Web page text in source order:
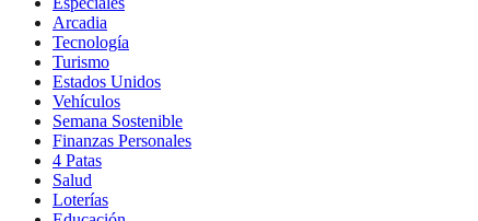
Arcadia
Tecnología
Turismo
Estados Unidos
Vehículos
Semana Sostenible
Finanzas Personales
4 Patas
Salud
Loterías